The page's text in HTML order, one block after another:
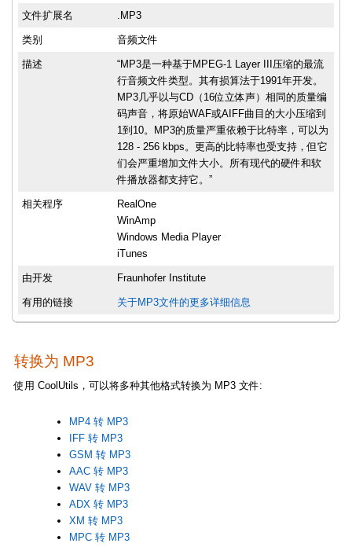
文件扩展名 .MP3
类别 音频文件
描述
“MP3是一种基于MPEG-1 Layer III压缩的最流
行音频文件类型。其有损算法于1991年开发。
MP3几乎以与CD（16位立体声）相同的质量编
码声音，将原始WAF或AIFF曲目的大小压缩到
1到10。MP3的质量严重依赖于比特率，可以为
128 - 256 kbps。更高的比特率也受支持，但它
们会严重增加文件大小。所有现代的硬件和软
件播放器都支持它。”
相关程序
RealOne
WinAmp
Windows Media Player
iTunes
由开发 Fraunhofer Institute
有用的链接 关于MP3文件的更多详细信息
转换为 MP3
使用 CoolUtils，可以将多种其他格式转换为 MP3 文件:
MP4 转 MP3
IFF 转 MP3
GSM 转 MP3
AAC 转 MP3
WAV 转 MP3
ADX 转 MP3
XM 转 MP3
MPC 转 MP3